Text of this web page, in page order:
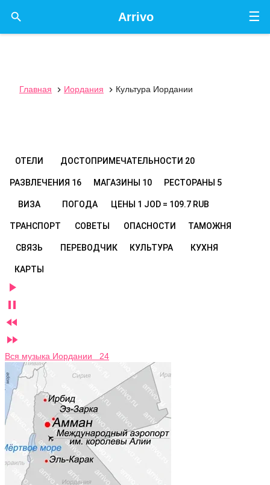
☰
Arrivo

Главная  Иордания  Культура Иордании
ОТЕЛИ ДОСТОПРИМЕЧАТЕЛЬНОСТИ 20
РАЗВЛЕЧЕНИЯ 16 МАГАЗИНЫ 10 РЕСТОРАНЫ 5
ВИЗА ПОГОДА ЦЕНЫ 1 JOD = 109.7 RUB
ТРАНСПОРТ СОВЕТЫ ОПАСНОСТИ ТАМОЖНЯ
СВЯЗЬ ПЕРЕВОДЧИК КУЛЬТУРА КУХНЯ
КАРТЫ




Вся музыка Иордании 24